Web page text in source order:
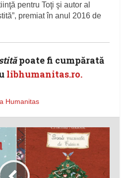
pentru Toţi şi autor al
premiat în anul 2016 de
poate fi cumpărată
libhumanitas.ro.
Humanitas